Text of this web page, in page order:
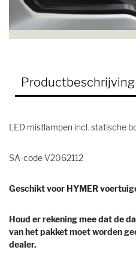
Productbeschrijving
LED mistlampen incl. statische
SA-code V2062112
Geschikt voor HYMER
Houd er rekening mee dat de
van het pakket moet worden
dealer.